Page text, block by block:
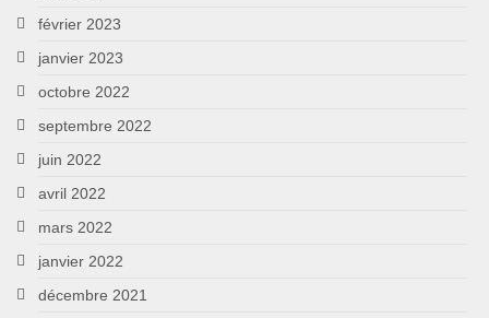
février 2023
janvier 2023
octobre 2022
septembre 2022
juin 2022
avril 2022
mars 2022
janvier 2022
décembre 2021